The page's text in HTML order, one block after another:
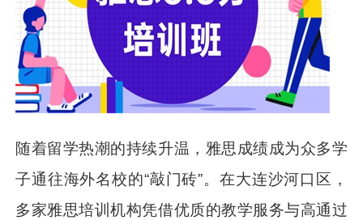
随着留学热潮的持续升温，雅思成绩成为众多学
子通往海外名校的“敲门砖”。在大连沙河口区，
多家雅思培训机构凭借优质的教学服务与高通过